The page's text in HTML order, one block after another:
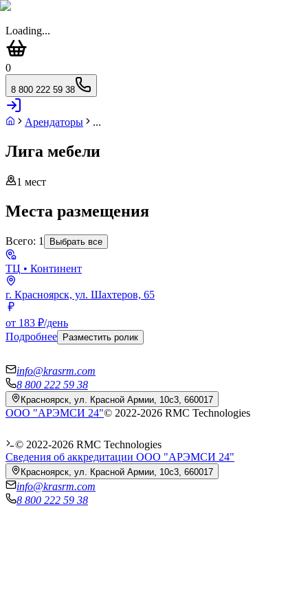
Loading...
0
8 800 222 59 38
Арендаторы ...
Лига мебели
1 мест
Места размещения
Всего: 1 Выбрать все
ТЦ • Континент
г. Красноярск, ул. Шахтеров, 65
от 183 ₽/день
Подробнее Разместить ролик
info@krasrm.com
8 800 222 59 38
Красноярск, ул. Красной Армии, 10с3, 660017
ООО "АРЭМСИ 24"© 2022-2026 RMC Technologies
© 2022-2026 RMC Technologies
Сведения об аккредитации ООО "АРЭМСИ 24"
Красноярск, ул. Красной Армии, 10с3, 660017
info@krasrm.com
8 800 222 59 38